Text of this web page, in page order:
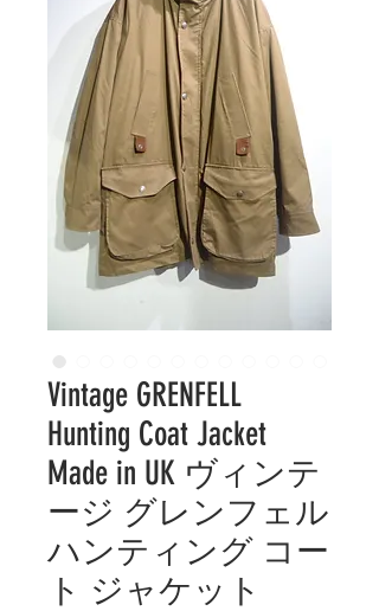
Vintage GRENFELL
Hunting Coat Jacket
Made in UK ヴィンテ
ージ グレンフェル
ハンティング コー
ト ジャケット